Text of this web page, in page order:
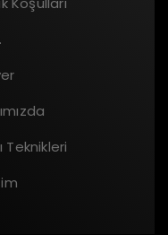
Teknikleri